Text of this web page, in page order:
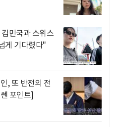
민국과 스위스
게 기다렸다"
, 또 반전의 전
포인트]